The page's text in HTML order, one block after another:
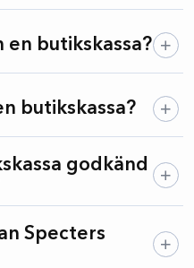
en butikskassa?
butikskassa?
godkänd
Specters